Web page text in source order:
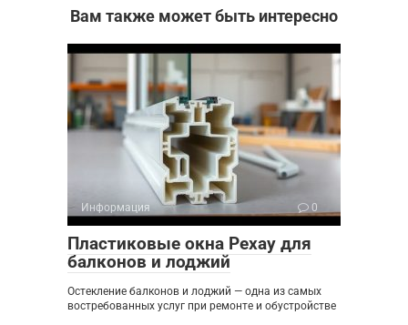
Вам также может быть интересно
Информация 0
Пластиковые окна Рехау для
балконов и лоджий
Остекление балконов и лоджий — одна из самых
востребованных услуг при ремонте и обустройстве